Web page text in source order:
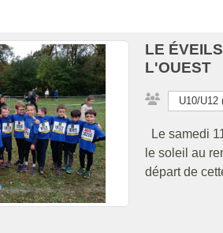
LE
L'OUEST
U10/U12
Le samedi
le soleil au
départ de